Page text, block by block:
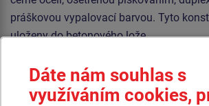
práškovou vypalovací barvou. Tyto
uloženy do betonového lože.
polypropylenu s vnitřním ocelovým
spojována plastovými spoji. Veškerý
Dáte nám souhlas s
využíváním cookies,